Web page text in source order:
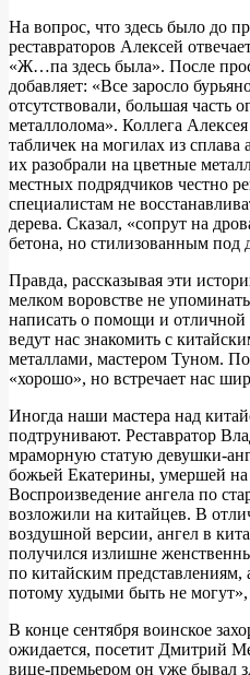
На вопрос, что здесь было до
реставраторов Алексей
«Ж…па здесь была». После
добавляет: «Все заросло
отсутствовали, большая часть
металлолома». Коллега Алексея
табличек на могилах из
их разобрали на цветные
местных подрядчиков честно
специалистам не
дерева. Сказал, «сопрут на
бетона, но стилизованным под
Правда, рассказывая эти
мелком воровстве не
написать о помощи и отличной
ведут нас знакомить с
металлами, мастером Туном.
«хорошо», но встречает нас
Иногда наши мастера над
подтрунивают. Реставратор
мраморную статую девушки-
божьей Екатерины, умершей
Воспроизведение ангела по
возложили на китайцев. В
воздушной версии, ангел в
получился излишне
по китайским
потому худыми быть не
В конце сентября воинское
ожидается, посетит Дмитрий
вице-премьером он уже бывал